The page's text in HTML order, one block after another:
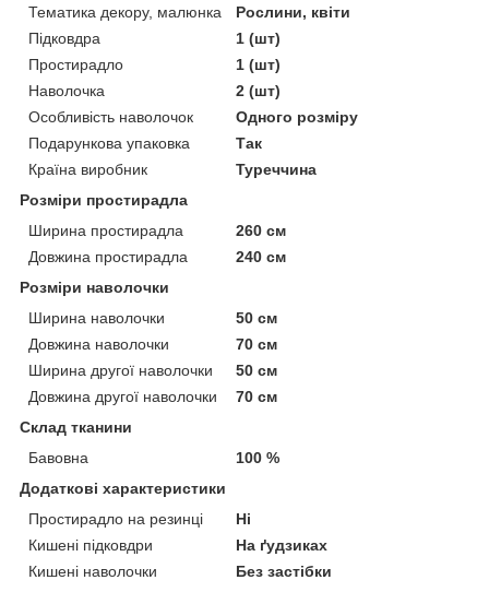
Тематика декору, малюнка
Рослини, квіти
Підковдра
1 (шт)
Простирадло
1 (шт)
Наволочка
2 (шт)
Особливість наволочок
Одного розміру
Подарункова упаковка
Так
Країна виробник
Туреччина
Розміри простирадла
Ширина простирадла
260 см
Довжина простирадла
240 см
Розміри наволочки
Ширина наволочки
50 см
Довжина наволочки
70 см
Ширина другої наволочки
50 см
Довжина другої наволочки
70 см
Склад тканини
Бавовна
100 %
Додаткові характеристики
Простирадло на резинці
Ні
Кишені підковдри
На ґудзиках
Кишені наволочки
Без застібки